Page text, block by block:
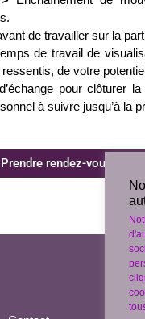
de travailler sur la
temps de travail de
de votre
pour clôturer
à suivre jusqu’à la
Prendre rendez-vous